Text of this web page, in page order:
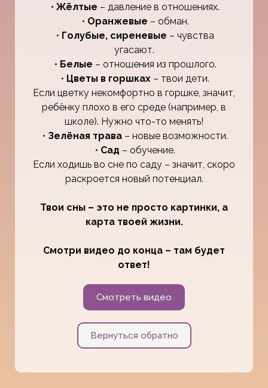
• Жёлтые – давление в отношениях.
• Оранжевые – обман.
• Голубые, сиреневые – чувства
угасают.
• Белые – отношения из прошлого.
• Цветы в горшках – твои дети.
Если цветку некомфортно в горшке, значит,
ребёнку плохо в его среде (например, в
школе). Нужно что-то менять!
• Зелёная трава – новые возможности.
• Сад – обучение.
Если ходишь во сне по саду – значит, скоро
раскроется новый потенциал.
Твои сны – это не просто картинки, а
карта твоей жизни.
Смотри видео до конца – там будет
ответ!
Смотреть видео
Вернуться обратно